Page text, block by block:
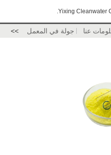
Yixing Cleanwater
عنا جولة في المعمل >>